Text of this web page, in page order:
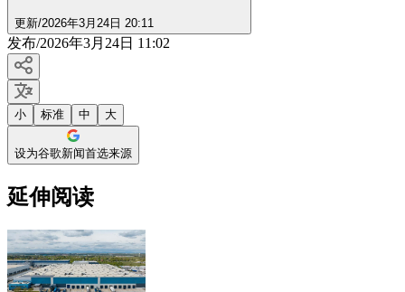
更新/2026年3月24日 20:11
发布/2026年3月24日 11:02
小 标准 中 大
设为谷歌新闻首选来源
延伸阅读